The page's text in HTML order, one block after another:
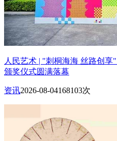
人民艺术 | "刺桐海海 丝路创
颁奖仪式圆满落幕
资讯2026-08-04168103次